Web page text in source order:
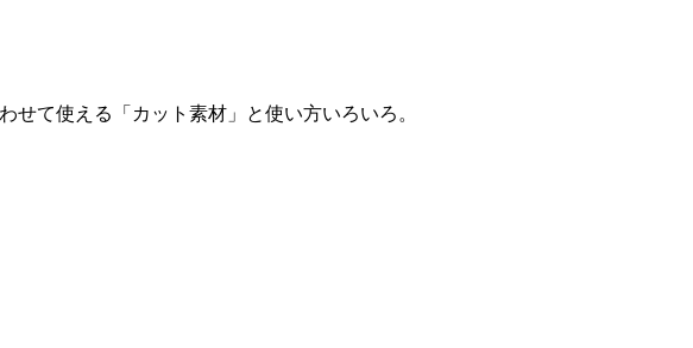
て使える「カット素材」と使い方いろいろ。